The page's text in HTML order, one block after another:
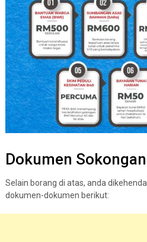
Dokumen Sokongan
Selain borang di atas, anda
dokumen-dokumen berikut: